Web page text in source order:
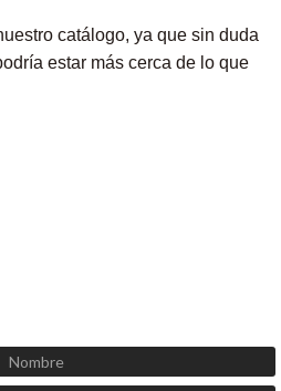
catálogo, ya que sin duda
estar más cerca de lo que